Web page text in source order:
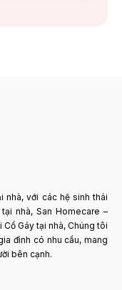
nhà, với các hệ sinh thái
nhà, San Homecare –
Gáy tại nhà, Chúng tôi
đình có nhu cầu, mang
bên cạnh.